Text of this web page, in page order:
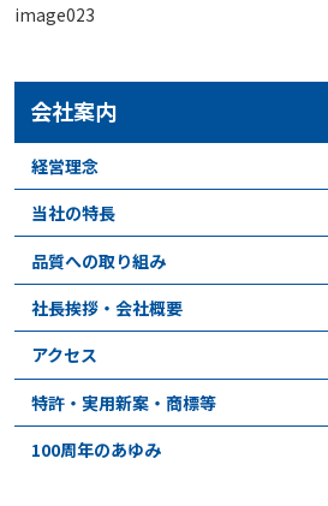
image023
会社案内
経営理念
当社の特長
品質への取り組み
社長挨拶・会社概要
アクセス
特許・実用新案・商標等
100周年のあゆみ